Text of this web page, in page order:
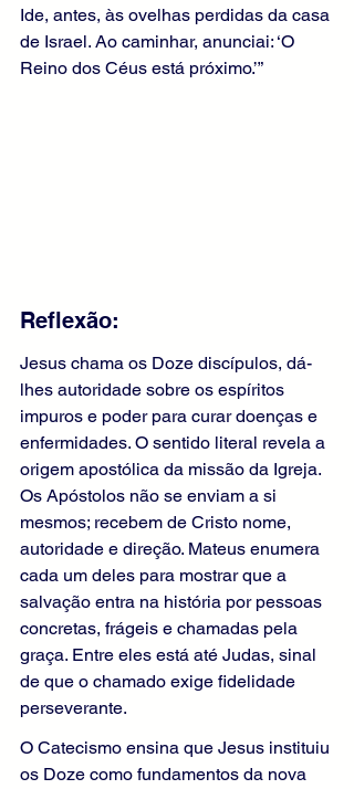
Ide, antes, às ovelhas perdidas da casa
de Israel. Ao caminhar, anunciai: ‘O
Reino dos Céus está próximo.’”
Reflexão:
Jesus chama os Doze discípulos, dá-
lhes autoridade sobre os espíritos
impuros e poder para curar doenças e
enfermidades. O sentido literal revela a
origem apostólica da missão da Igreja.
Os Apóstolos não se enviam a si
mesmos; recebem de Cristo nome,
autoridade e direção. Mateus enumera
cada um deles para mostrar que a
salvação entra na história por pessoas
concretas, frágeis e chamadas pela
graça. Entre eles está até Judas, sinal
de que o chamado exige fidelidade
perseverante.
O Catecismo ensina que Jesus instituiu
os Doze como fundamentos da nova